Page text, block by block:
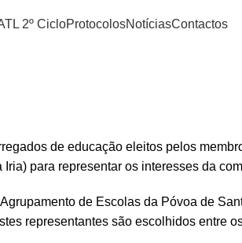
2º CicloProtocolosNotíciasContactos
de educação eleitos pelos
para representar os interesses da
de Escolas da Póvoa de
representantes são escolhidos entre